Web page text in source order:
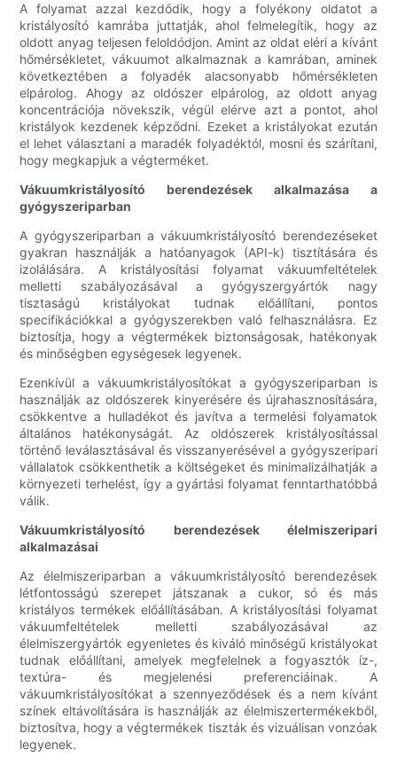
A folyamat azzal kezdődik, hogy a folyékony oldatot a
kristályosító kamrába juttatják, ahol felmelegítik, hogy az
oldott anyag teljesen feloldódjon. Amint az oldat eléri a kívánt
hőmérsékletet, vákuumot alkalmaznak a kamrában, aminek
következtében a folyadék alacsonyabb hőmérsékleten
elpárolog. Ahogy az oldószer elpárolog, az oldott anyag
koncentrációja növekszik, végül elérve azt a pontot, ahol
kristályok kezdenek képződni. Ezeket a kristályokat ezután
el lehet választani a maradék folyadéktól, mosni és szárítani,
hogy megkapjuk a végterméket.
Vákuumkristályosító berendezések alkalmazása a
gyógyszeriparban
A gyógyszeriparban a vákuumkristályosító berendezéseket
gyakran használják a hatóanyagok (API-k) tisztítására és
izolálására. A kristályosítási folyamat vákuumfeltételek
melletti szabályozásával a gyógyszergyártók nagy
tisztaságú kristályokat tudnak előállítani, pontos
specifikációkkal a gyógyszerekben való felhasználásra. Ez
biztosítja, hogy a végtermékek biztonságosak, hatékonyak
és minőségben egységesek legyenek.
Ezenkívül a vákuumkristályosítókat a gyógyszeriparban is
használják az oldószerek kinyerésére és újrahasznosítására,
csökkentve a hulladékot és javítva a termelési folyamatok
általános hatékonyságát. Az oldószerek kristályosítással
történő leválasztásával és visszanyerésével a gyógyszeripari
vállalatok csökkenthetik a költségeket és minimalizálhatják a
környezeti terhelést, így a gyártási folyamat fenntarthatóbbá
válik.
Vákuumkristályosító berendezések élelmiszeripari
alkalmazásai
Az élelmiszeriparban a vákuumkristályosító berendezések
létfontosságú szerepet játszanak a cukor, só és más
kristályos termékek előállításában. A kristályosítási folyamat
vákuumfeltételek melletti szabályozásával az
élelmiszergyártók egyenletes és kiváló minőségű kristályokat
tudnak előállítani, amelyek megfelelnek a fogyasztók íz-,
textúra- és megjelenési preferenciáinak. A
vákuumkristályosítókat a szennyeződések és a nem kívánt
színek eltávolítására is használják az élelmiszertermékekből,
biztosítva, hogy a végtermékek tiszták és vizuálisan vonzóak
legyenek.